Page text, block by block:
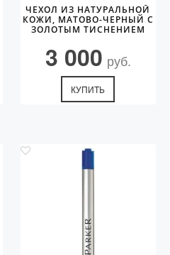
ЧЕХОЛ ИЗ НАТУРАЛЬНОЙ
КОЖИ, МАТОВО-ЧЕРНЫЙ С
ЗОЛОТЫМ ТИСНЕНИЕМ
3 000 руб.
КУПИТЬ